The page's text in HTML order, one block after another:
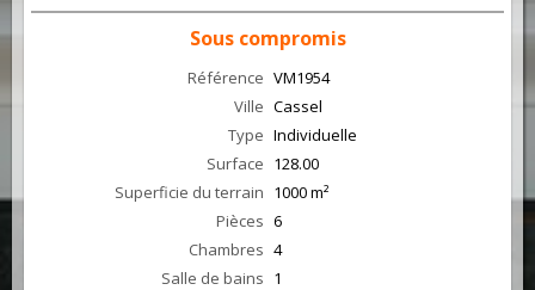
Sous compromis
Référence VM1954
Ville Cassel
Type Individuelle
Surface 128.00
Superficie du terrain 1000 m²
Pièces 6
Chambres 4
Salle de bains 1